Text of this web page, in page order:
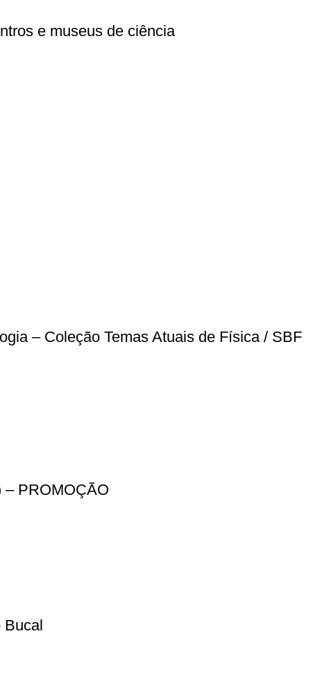
e museus de ciência
– Coleção Temas Atuais de Física / SBF
– PROMOÇÃO